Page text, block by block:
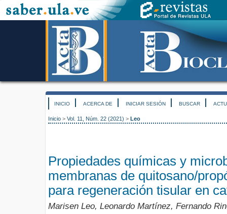
INICIO ACERCA DE INICIAR SESIÓN BUSCAR
Inicio > Vol. 11, Núm. 22 (2021) > Leo
Propiedades químicas y
membranas de quitosano/
para regeneración tisular en
Marisen Leo, Leonardo Martínez, Fernando